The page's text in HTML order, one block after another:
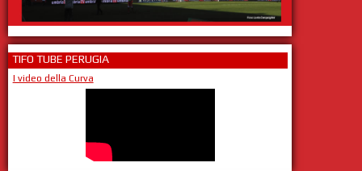
TIFO TUBE PERUGIA
I video della Curva